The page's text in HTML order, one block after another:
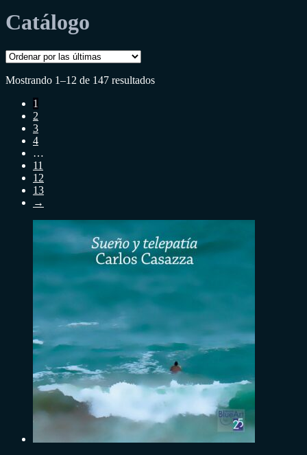
Catálogo
Mostrando 1–12 de 147 resultadosSorted
1
2
3
4
…
11
12
13
→